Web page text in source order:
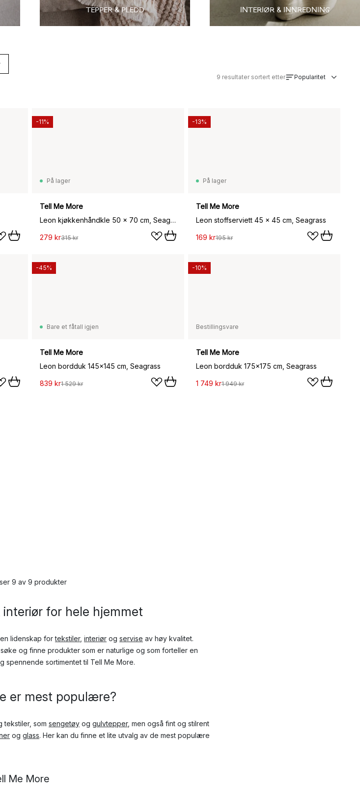
TEPPER & PLEDD INTERIØR & INNREDNING
9 resultater sortert etter Popularitet
På lager
Tell Me More
Leon kjøkkenhåndkle 50 x 70 cm, Seagrass
279 kr315 kr
-11%
På lager
Tell Me More
Leon stoffserviett 45 x 45 cm, Seagrass
169 kr195 kr
-13%
Bare et fåtall igjen
Tell Me More
Leon bordduk 145x145 cm, Seagrass
839 kr1 529 kr
-45%
Bestillingsvare
Tell Me More
Leon bordduk 175x175 cm, Seagrass
1 749 kr1 949 kr
-10%
9 av 9 produkter
for hele hjemmet
lidenskap fortekstiler, interiør og servise av høy kvalitet.
og finne produkter som er naturlige og som forteller en
spennende sortimentet til Tell Me More.
er mest populære?
tekstiler, som sengetøy og gulvtepper, men også fint og stilrent
og glass. Her kan du finne et lite utvalg av de mest populære
Me More